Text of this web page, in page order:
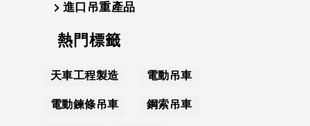
進口吊重產品
熱門標籤
天車工程製造 電動吊車
電動鍊條吊車 鋼索吊車